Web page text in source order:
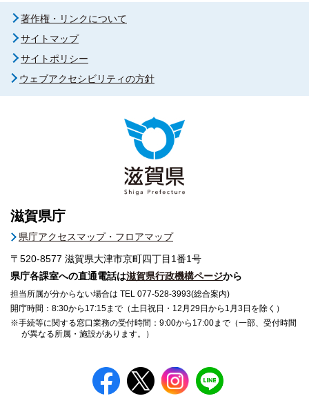
著作権・リンクについて
サイトマップ
サイトポリシー
ウェブアクセシビリティの方針
滋賀県庁
県庁アクセスマップ・フロアマップ
〒520-8577 滋賀県大津市京町四丁目1番1号
県庁各課室への直通電話は滋賀県行政機構ページから
担当所属が分からない場合は TEL 077-528-3993(総合案内)
開庁時間：8:30から17:15まで（土日祝日・12月29日から1月3日を除く）
※手続等に関する窓口業務の受付時間：9:00から17:00まで（一部、受付時間
が異なる所属・施設があります。）